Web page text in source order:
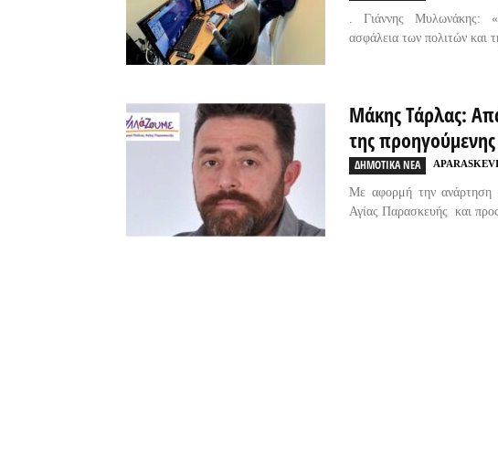
. Γιάννης Μυλωνάκης:
ασφάλεια των πολιτών και
Μάκης Τάρλας:
της
ΔΗΜΟΤΙΚΑ ΝΕΑ
Με αφορμή την ανάρτηση
Αγίας Παρασκευής και